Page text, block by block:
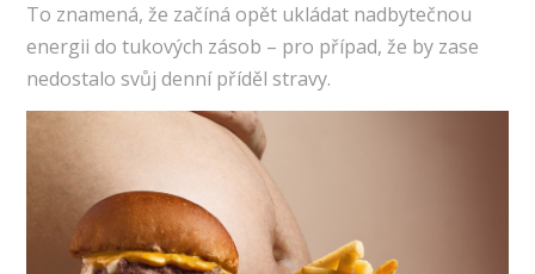
To znamená, že začíná opět ukládat nadbytečnou
energii do tukových zásob – pro případ, že by zase
nedostalo svůj denní příděl stravy.